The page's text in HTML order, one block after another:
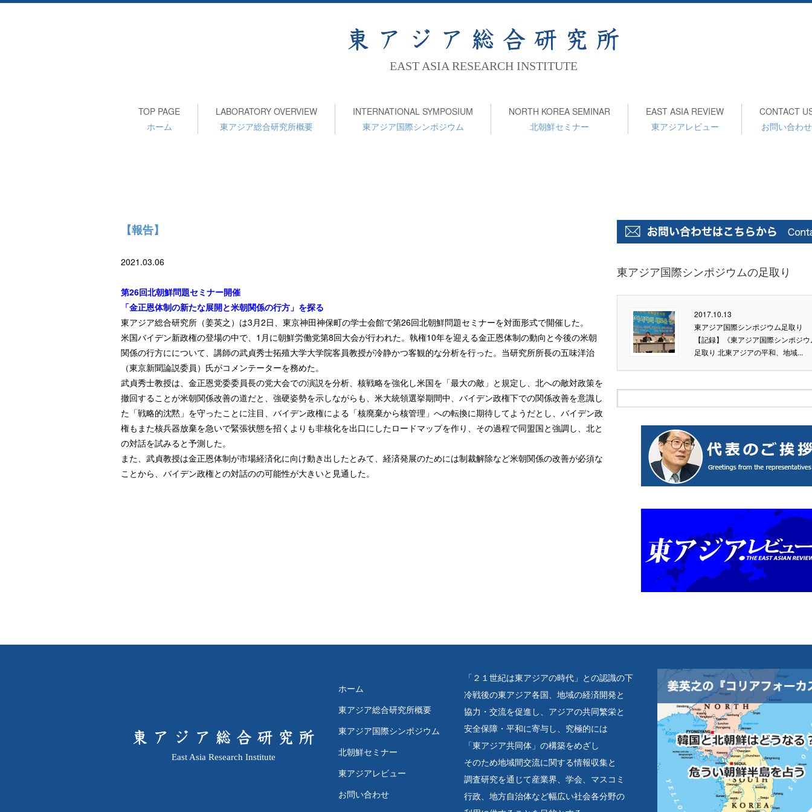
EAST ASIA RESEARCH INSTITUTE
TOP PAGE
ホーム
LABORATORY OVERVIEW
東アジア総合研究所概要
INTERNATIONAL SYMPOSIUM
東アジア国際シンポジウム
NORTH KOREA SEMINAR
北朝鮮セミナー
EAST ASIA REVIEW
東アジアレビュー
CONTACT
お問い合わせ
【報告】
2021.03.06
第26回北朝鮮問題セミナー開催
「金正恩体制の新たな展開と米朝関係の行方」を探る
東アジア総合研究所（姜英之）は3月2日、東京神田神保町の学士会館で第26回北朝鮮問題セミナーを対面形式で開催した。
米国バイデン新政権の登場の中で、1月に朝鮮労働党第8回大会が行われた。執権10年を迎える金正恩体制の動向と今後の米朝
関係の行方にについて、講師の武貞秀士拓殖大学大学院客員教授が冷静かつ客観的な分析を行った。当研究所所長の五味洋治
（東京新聞論説委員）氏がコメンテーターを務めた。
武貞秀士教授は、金正恩党委委員長の党大会での演説を分析、核戦略を強化し米国を「最大の敵」と規定し、北への敵対政策を
撤回することが米朝関係改善の道だと、強硬姿勢を示しながらも、米大統領選挙期間中、バイデン政権下での関係改善を意識し
た「戦略的沈黙」を守ったことに注目、バイデン政権による「核廃棄から核管理」への転換に期待してようだとし、バイデン政
権もまた核兵器放棄を急いで緊張状態を招くよりも非核化を出口にしたロードマップを作り、その過程で同盟国と強調し、北と
の対話を試みると予測した。
また、武貞教授は金正恩体制が市場経済化に向け動き出したとみて、経済発展のためには制裁解除など米朝関係の改善が必須な
ことから、バイデン政権との対話のの可能性が大きいと見通した。
東アジア国際シンポジウムの足取り
2017.10.13
東アジア国際シンポジウム足取り
【記録】《東アジア国際シンポジ
足取り 北東アジアの平和、地域...
East Asia Research Institute
ホーム
東アジア総合研究所概要
東アジア国際シンポジウム
北朝鮮セミナー
東アジアレビュー
お問い合わせ
「２１世紀は東アジアの時代」との認識の下
冷戦後の東アジア各国、地域の経済開発と
協力・交流を促進し、アジアの共同繁栄と
安全保障・平和に寄与し、究極的には
「東アジア共同体」の構築をめざし
そのため地域間交流に関する情報収集と
調査研究を通じて産業界、学会、マスコミ
行政、地方自治体など幅広い社会各分野の